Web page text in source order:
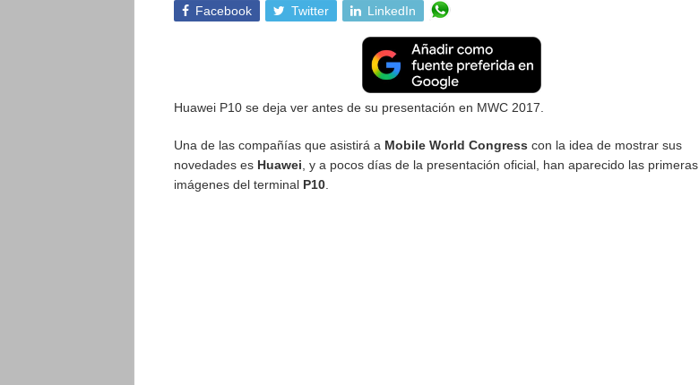
Facebook Twitter LinkedIn
Huawei P10 se deja ver antes de su presentación en MWC 2017.
Una de las compañías que asistirá a Mobile World Congress con la idea de mostrar sus
novedades esHuawei , y a pocos días de la presentación oficial, han aparecido las primeras
imágenes del terminalP10.